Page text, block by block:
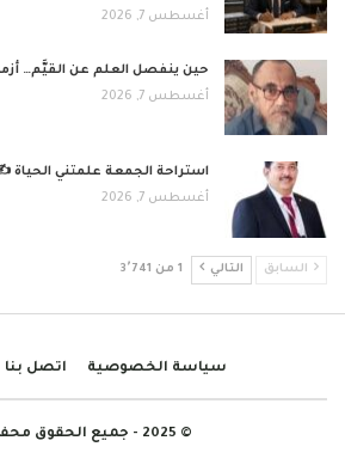
أغسطس 7, 2026
حين ينفصل العلم عن القيَّم…
أغسطس 7, 2026
استراحة الجمعة علمتني الحياة
أغسطس 7, 2026
السابق التالي 1 من 3٬741
سياسة الخصوصية اتصل بنا
© 2025 - جميع الحقوق محفوظة.